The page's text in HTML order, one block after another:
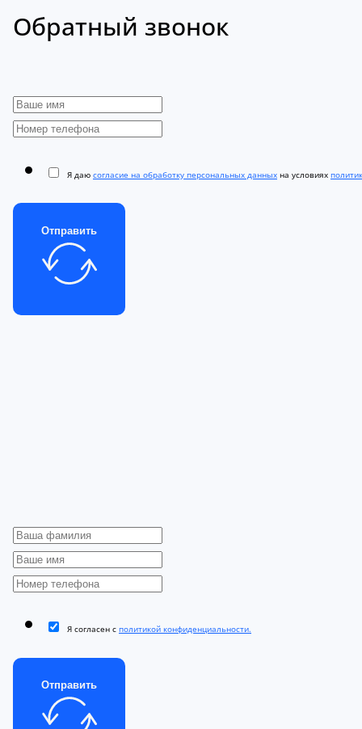
Обратный звонок
Я даю согласие на обработку персональных данных на условиях
Отправить
Я согласен с политикой конфиденциальности.
Отправить